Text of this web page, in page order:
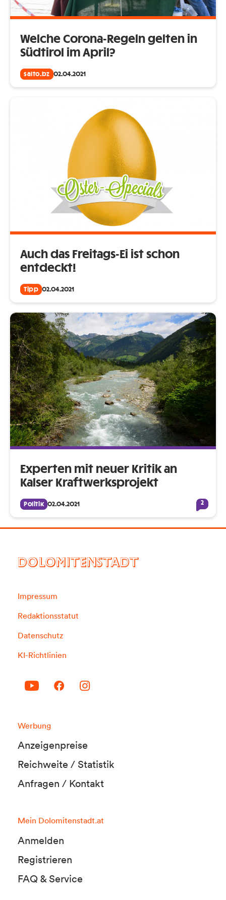
Welche Corona-Regeln gelten in
Südtirol im April?
salto.bz 02.04.2021
Auch das Freitags-Ei ist schon
entdeckt!
Tipp 02.04.2021
Experten mit neuer Kritik an
Kalser Kraftwerksprojekt
Politik 02.04.2021 2
DOLOMITENSTADT
Impressum
Redaktionsstatut
Datenschutz
KI-Richtlinien
Werbung
Anzeigenpreise
Reichweite / Statistik
Anfragen / Kontakt
Mein Dolomitenstadt.at
Anmelden
Registrieren
FAQ & Service